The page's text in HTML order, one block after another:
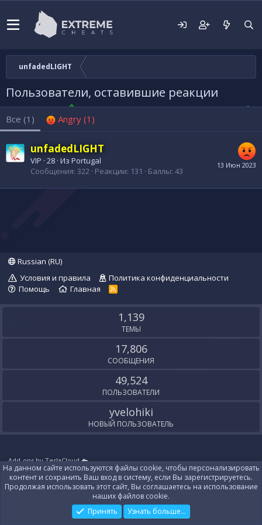
unfadedLIGHT
Пользователи, оставившие реакции
Все (1) Angry (1)
13 Июн 2023
unfadedLIGHT
VIP · 28 · Из Portugal
Сообщения 322 Реакции 131 Баллы 43
Russian (RU)
Условия и правила
Политика конфиденциальности
Помощь
Главная
R
S
1,139
ТЕМЫ
17,806
СООБЩЕНИЯ
49,524
ПОЛЬЗОВАТЕЛИ
yvelohiki
НОВЫЙ ПОЛЬЗОВАТЕЛЬ
Add-ons by TeslaCloud ☁️
Локализация отXenForo.Info
Контакты
На данном сайте используются файлы cookie, чтобы персонализировать
контент и сохранить Ваш вход в систему, если Вы зарегистрируетесь.
Продолжая использовать этот сайт, Вы соглашаетесь на использование
наших файлов cookie.
Принять
Узнать больше...